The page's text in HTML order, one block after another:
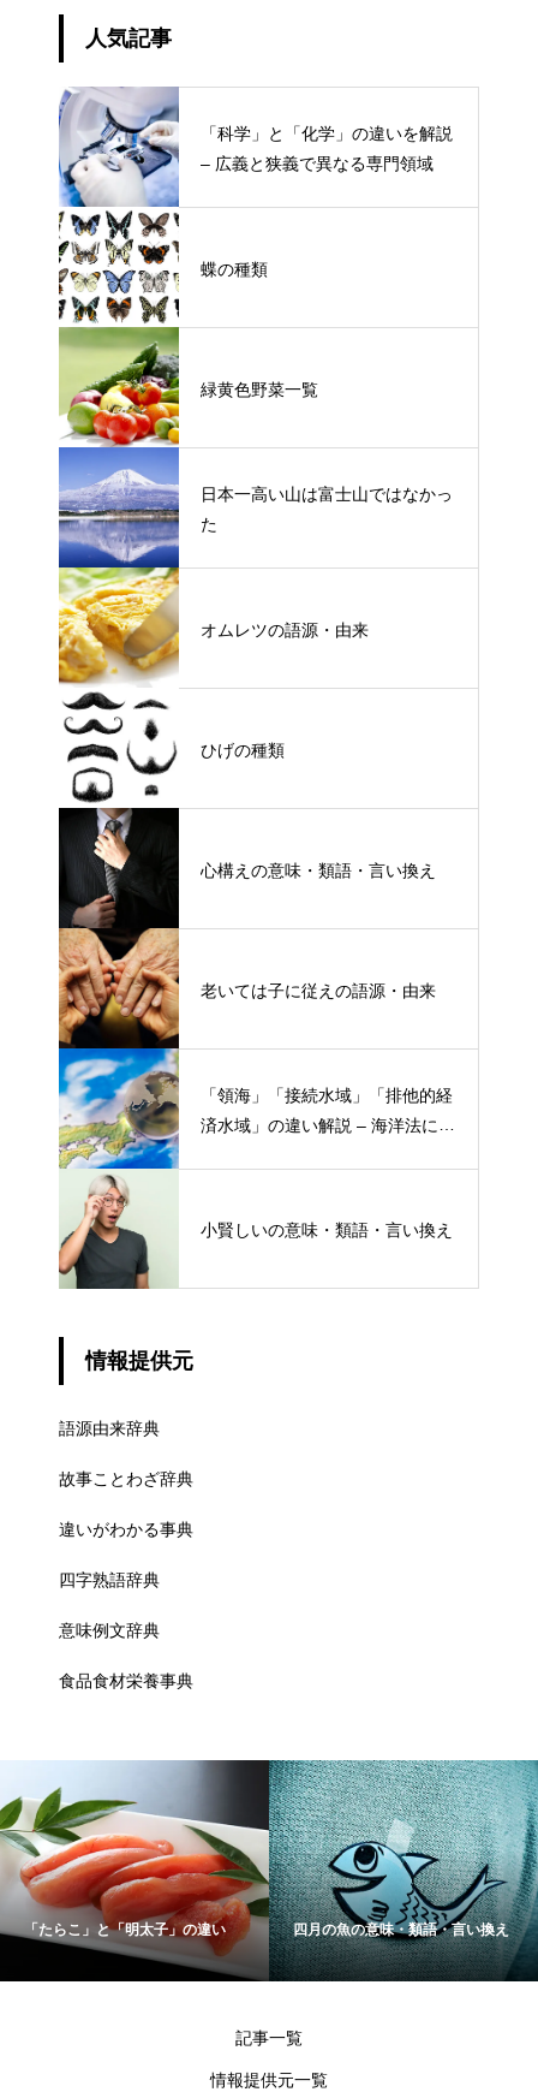
人気記事
「科学」と「化学」の違いを解説
– 広義と狭義で異なる専門領域
蝶の種類
緑黄色野菜一覧
日本一高い山は富士山ではなかっ
た
オムレツの語源・由来
ひげの種類
心構えの意味・類語・言い換え
老いては子に従えの語源・由来
「領海」「接続水域」「排他的経
済水域」の違い解説 – 海洋法にお
小賢しいの意味・類語・言い換え
情報提供元
語源由来辞典
故事ことわざ辞典
違いがわかる事典
四字熟語辞典
意味例文辞典
食品食材栄養事典
「たらこ」と「明太子」の違い 四月の魚の意味・類語・言い換え
記事一覧
情報提供元一覧